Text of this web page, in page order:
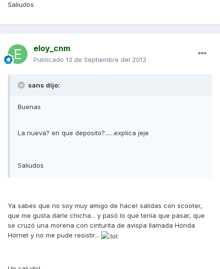
Saliudos
eloy_cnm
Publicado 13 de Septiembre del 2013
sans dijo:
Buenas
La nueva? en que deposito?......explica jeje
Saliudos
Ya sabes que no soy muy amigo de hacer salidas con scooter,
que me gusta darle chicha... y pasó lo que tenía que pasar, que
se cruzó una morena con cinturita de avispa llamada Honda
Hornet y no me pude resistir...